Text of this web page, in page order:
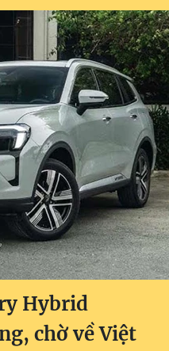
Hybrid
chờ về Việt